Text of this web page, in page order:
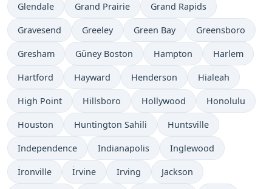
Glendale Grand Prairie Grand Rapids
Gravesend Greeley Green Bay Greensboro
Gresham Güney Boston Hampton Harlem
Hartford Hayward Henderson Hialeah
High Point Hillsboro Hollywood Honolulu
Houston Huntington Sahili Huntsville
Independence Indianapolis Inglewood
İronville İrvine Irving Jackson